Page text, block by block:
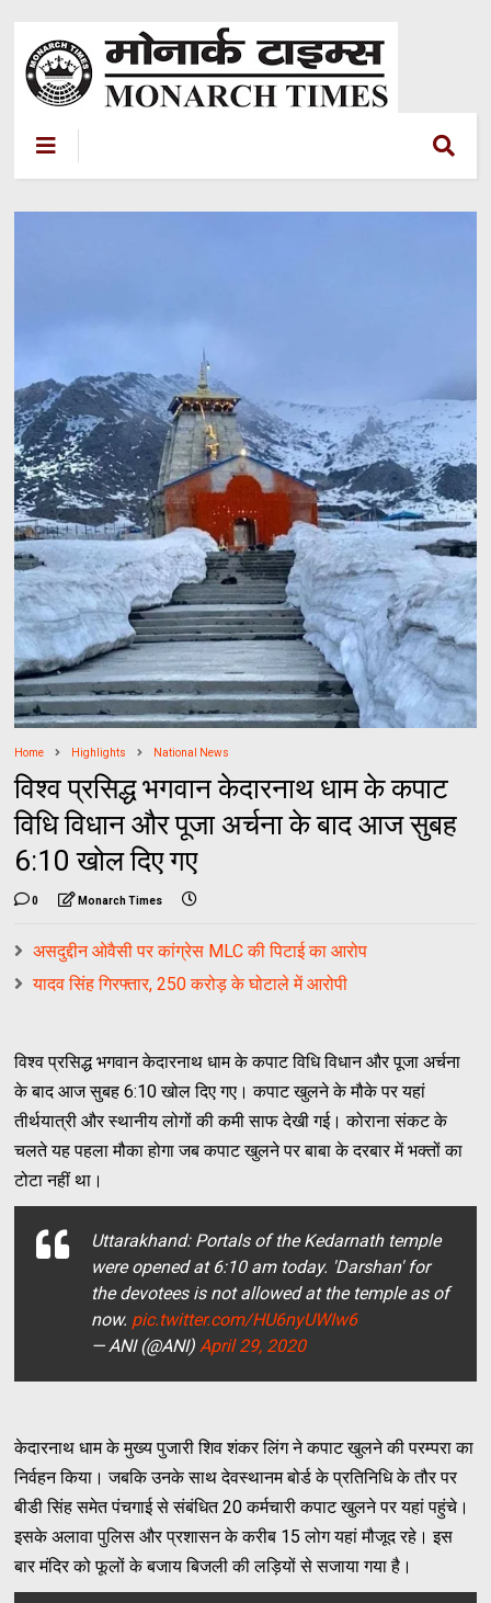
Home Highlights National News
विश्व प्रसिद्ध भगवान केदारनाथ धाम के कपाट
विधि विधान और पूजा अर्चना के बाद आज सुबह
6:10 खोल दिए गए
0 Monarch Times
असदुद्दीन ओवैसी पर कांग्रेस MLC की पिटाई का आरोप
यादव सिंह गिरफ्तार, 250 करोड़ के घोटाले में आरोपी
विश्व प्रसिद्ध भगवान केदारनाथ धाम के कपाट विधि विधान और पूजा अर्चना
के बाद आज सुबह 6:10 खोल दिए गए। कपाट खुलने के मौके पर यहां
तीर्थयात्री और स्थानीय लोगों की कमी साफ देखी गई। कोराना संकट के
चलते यह पहला मौका होगा जब कपाट खुलने पर बाबा के दरबार में भक्तों का
टोटा नहीं था।
Uttarakhand: Portals of the Kedarnath temple
were opened at 6:10 am today. 'Darshan' for
the devotees is not allowed at the temple as of
now. pic.twitter.com/HU6nyUWIw6
— ANI (@ANI)April 29, 2020
केदारनाथ धाम के मुख्य पुजारी शिव शंकर लिंग ने कपाट खुलने की परम्परा का
निर्वहन किया। जबकि उनके साथ देवस्थानम बोर्ड के प्रतिनिधि के तौर पर
बीडी सिंह समेत पंचगाई से संबंधित 20 कर्मचारी कपाट खुलने पर यहां पहुंचे।
इसके अलावा पुलिस और प्रशासन के करीब 15 लोग यहां मौजूद रहे। इस
बार मंदिर को फूलों के बजाय बिजली की लड़ियों से सजाया गया है।